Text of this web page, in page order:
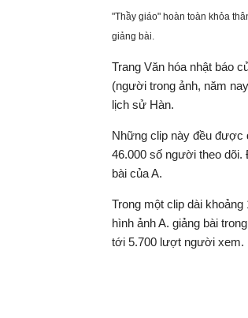
"Thầy giáo" hoàn toàn khỏa
giảng bài.
Trang Văn hóa nhật báo
(người trong ảnh, năm
lịch sử Hàn.
Những clip này đều được
46.000 số người theo
bài của A.
Trong một clip dài
hình ảnh A. giảng bài
tới 5.700 lượt người xem.